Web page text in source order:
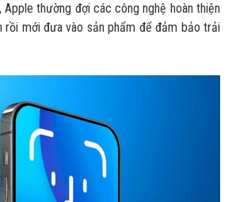
Apple thường đợi các công nghệ hoàn thiện
mới đưa vào sản phẩm để đảm bảo trải